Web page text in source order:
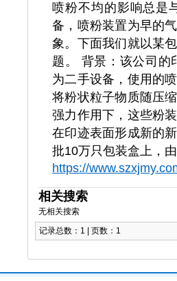
喷粉不均的影响总是
备，喷粉装置为早的
象。下面我们就以某
题。 背景：该公司的
为二手设备，使用的
将粉状粒子物质随压
强力作用下，这些粉
在印迹表面形成新的
批10万只包装盒上，
https://
相关搜索
无相关搜索
记录总数：1 | 页数：1